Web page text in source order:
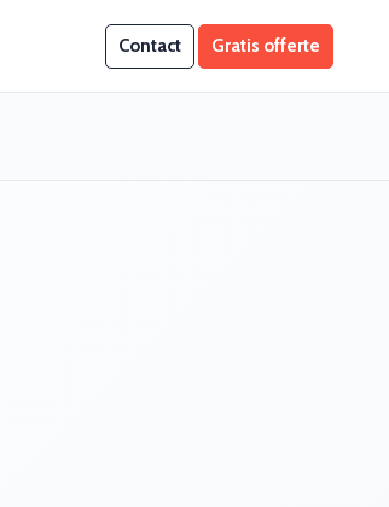
Contact Gratis offerte